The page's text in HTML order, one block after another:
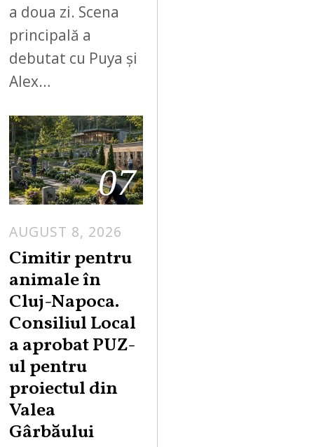
a doua zi. Scena
principală a
debutat cu Puya și
Alex…
07
AUGUST 8, 2026
Cimitir pentru
animale în
Cluj-Napoca.
Consiliul Local
a aprobat PUZ-
ul pentru
proiectul din
Valea
Gârbăului